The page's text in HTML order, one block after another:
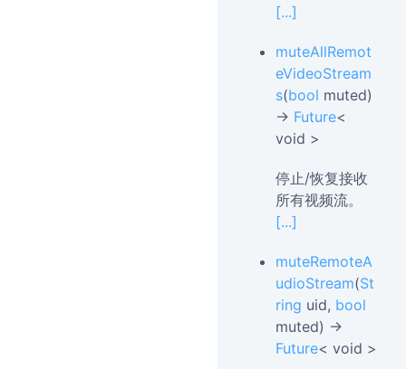
[...]
muteAllRemot
eVideoStream
s(bool muted)
→ Future<
void >
停止/恢复接收
所有视频流。
[...]
muteRemoteA
udioStream(St
ring uid, bool
muted) →
Future< void >